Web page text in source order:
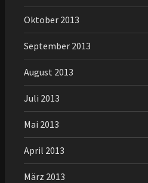
Oktober 2013
September 2013
August 2013
Juli 2013
Mai 2013
April 2013
März 2013